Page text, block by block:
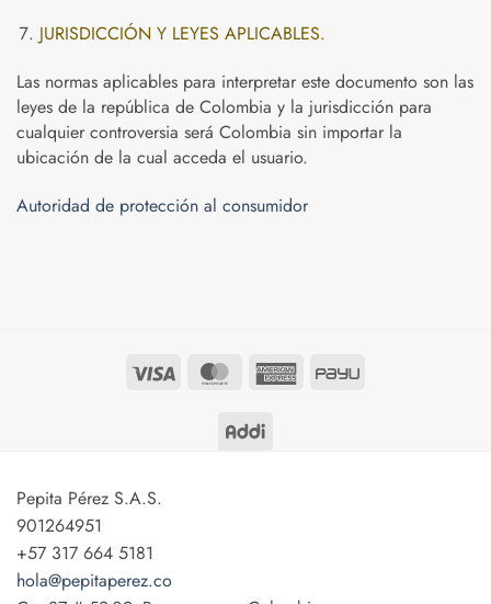
JURISDICCIÓN Y LEYES APLICABLES.
Las normas aplicables para interpretar este documento son las
leyes de la república de Colombia y la jurisdicción para
cualquier controversia será Colombia sin importar la
ubicación de la cual acceda el usuario.
Autoridad de protección al consumidor
Visa MasterCardAmericanPayU
Pepita Pérez S.A.S.
901264951
+57 317 664 5181
hola@pepitaperez.co